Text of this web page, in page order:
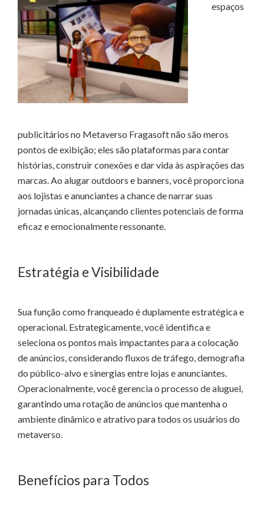
espaços
publicitários no Metaverso Fragasoft não são meros
pontos de exibição; eles são plataformas para contar
histórias, construir conexões e dar vida às aspirações das
marcas. Ao alugar outdoors e banners, você proporciona
aos lojistas e anunciantes a chance de narrar suas
jornadas únicas, alcançando clientes potenciais de forma
eficaz e emocionalmente ressonante.
Estratégia e Visibilidade
Sua função como franqueado é duplamente estratégica e
operacional. Estrategicamente, você identifica e
seleciona os pontos mais impactantes para a colocação
de anúncios, considerando fluxos de tráfego, demografia
do público-alvo e sinergias entre lojas e anunciantes.
Operacionalmente, você gerencia o processo de aluguel,
garantindo uma rotação de anúncios que mantenha o
ambiente dinâmico e atrativo para todos os usuários do
metaverso.
Benefícios para Todos